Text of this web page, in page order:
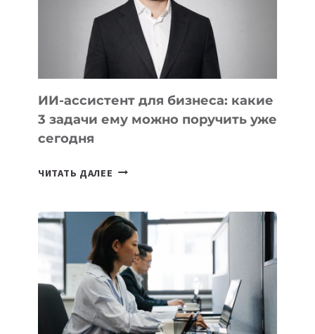
ОБРАЗОВАНИЕ
ТАДЖИКИСТАНА
ИИ-ассистент для бизнеса: какие
3 задачи ему можно поручить уже
сегодня
ЧИТАТЬ ДАЛЕЕ ИИ-
БИЗНЕСА:
КАКИЕ
3
ЗАДАЧИ
ЕМУ
МОЖНО
ПОРУЧИТЬ